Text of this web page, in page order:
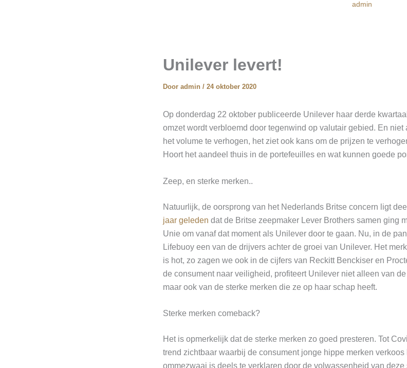
admin
Unilever levert!
Door admin / 24 oktober 2020
Op donderdag 22 oktober publiceerde Unilever haar derde
omzet wordt verbloemd door tegenwind op valutair gebied. En
het volume te verhogen, het ziet ook kans om de prijzen te
Hoort het aandeel thuis in de portefeuilles en wat kunnen goede
Zeep, en sterke merken..
Natuurlijk, de oorsprong van het Nederlands Britse concern ligt
jaar geleden dat de Britse zeepmaker Lever Brothers samen ging
Unie om vanaf dat moment als Unilever door te gaan. Nu, in de
Lifebuoy een van de drijvers achter de groei van Unilever. Het
is hot, zo zagen we ook in de cijfers van Reckitt Benckiser en
de consument naar veiligheid, profiteert Unilever niet alleen van
maar ook van de sterke merken die ze op haar schap heeft.
Sterke merken comeback?
Het is opmerkelijk dat de sterke merken zo goed presteren. Tot
trend zichtbaar waarbij de consument jonge hippe merken
ommezwaai is deels te verklaren door de volwassenheid van deze